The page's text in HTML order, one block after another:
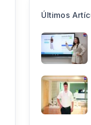
Últimos